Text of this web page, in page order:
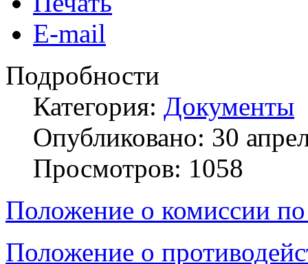
E-mail
Подробности
Категория: Документы
Опубликовано: 30
Просмотров: 1058
Положение о комиссии
Положение о